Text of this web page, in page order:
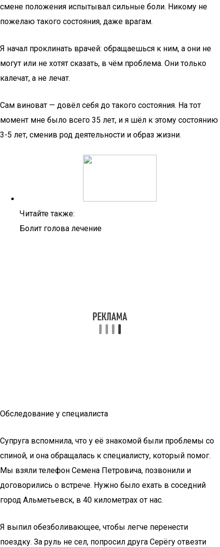
смене положения испытывал сильные боли. Никому не
пожелаю такого состояния, даже врагам.
Я начал проклинать врачей: обращаешься к ним, а они не
могут или не хотят сказать, в чём проблема. Они только
калечат, а не лечат.
Сам виноват — довёл себя до такого состояния. На тот
момент мне было всего 35 лет, и я шёл к этому состоянию
3-5 лет, сменив род деятельности и образ жизни.
Читайте также:
Болит голова лечение
Обследование у специалиста
Супруга вспомнила, что у её знакомой были проблемы со
спиной, и она обращалась к специалисту, который помог.
Мы взяли телефон Семена Петровича, позвонили и
договорились о встрече. Нужно было ехать в соседний
город Альметьевск, в 40 километрах от нас.
Я выпил обезболивающее, чтобы легче перенести
поездку. За руль не сел, попросил друга Серёгу отвезти